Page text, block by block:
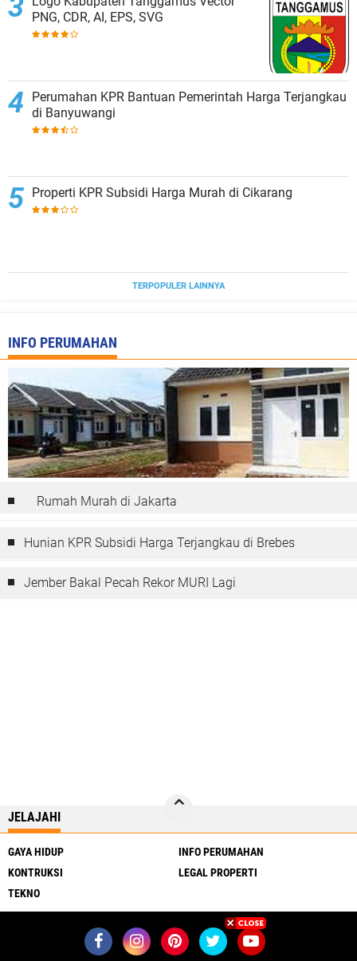
PNG, CDR, AI, EPS, SVG
Perumahan KPR Bantuan Pemerintah Harga Terjangkau
di Banyuwangi
Properti KPR Subsidi Harga Murah di Cikarang
TERPOPULER LAINNYA
INFO PERUMAHAN
Rumah Murah di Jakarta
Hunian KPR Subsidi Harga Terjangkau di Brebes
Jember Bakal Pecah Rekor MURI Lagi
JELAJAHI
GAYA HIDUP
INFO PERUMAHAN
KONTRUKSI
LEGAL PROPERTI
TEKNO